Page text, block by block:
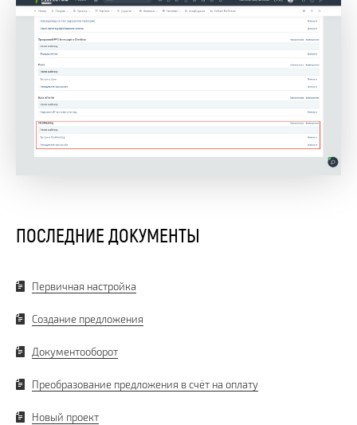
ПОСЛЕДНИЕ ДОКУМЕНТЫ
Первичная настройка
Создание предложения
Документооборот
Преобразование предложения в счёт на оплату
Новый проект